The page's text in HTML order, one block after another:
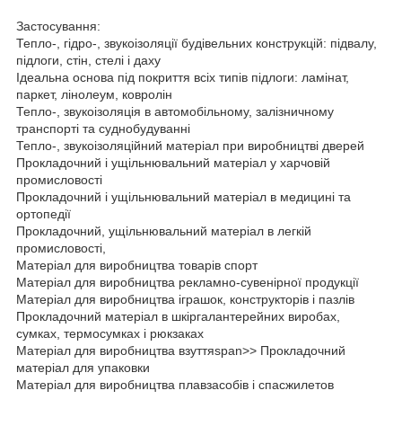
Застосування:
Тепло-, гідро-, звукоізоляції будівельних конструкцій: підвалу,
підлоги, стін, стелі і даху
Ідеальна основа під покриття всіх типів підлоги: ламінат,
паркет, лінолеум, ковролін
Тепло-, звукоізоляція в автомобільному, залізничному
транспорті та суднобудуванні
Тепло-, звукоізоляційний матеріал при виробництві дверей
Прокладочний і ущільнювальний матеріал у харчовій
промисловості
Прокладочний і ущільнювальний матеріал в медицині та
ортопедії
Прокладочний, ущільнювальний матеріал в легкій
промисловості,
Матеріал для виробництва товарів спорт
Матеріал для виробництва рекламно-сувенірної продукції
Матеріал для виробництва іграшок, конструкторів і пазлів
Прокладочний матеріал в шкіргалантерейних виробах,
сумках, термосумках і рюкзаках
Матеріал для виробництва взуттяspan>> Прокладочний
матеріал для упаковки
Матеріал для виробництва плавзасобів і спасжилетов